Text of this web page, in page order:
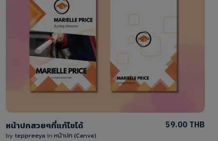
View Details
0 Sale
หน้าปกสวยๆที่แก้ไขได้
by teppreeya in หน้าปก (Canva)
59.00 THB